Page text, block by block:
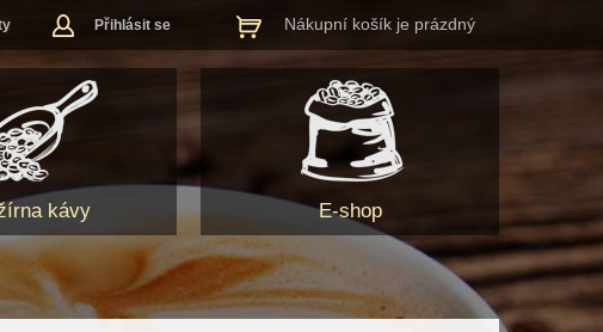
kávy E-shop
Přihlásit se Nákupní košík je prázdný